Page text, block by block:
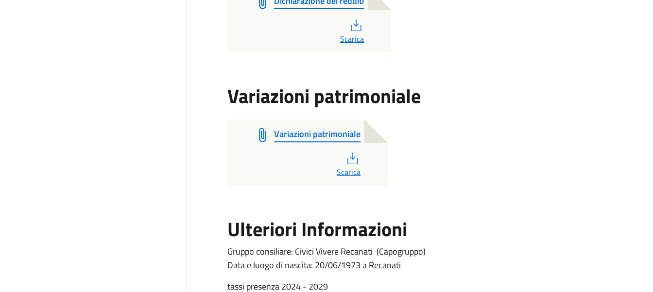
Scarica
Variazioni patrimoniale
Variazioni patrimoniale
Scarica
Ulteriori Informazioni
Gruppo consiliare: Civici Vivere Recanati (Capogruppo)
Data e luogo di nascita: 20/06/1973 a Recanati
tassi presenza 2024 - 2029